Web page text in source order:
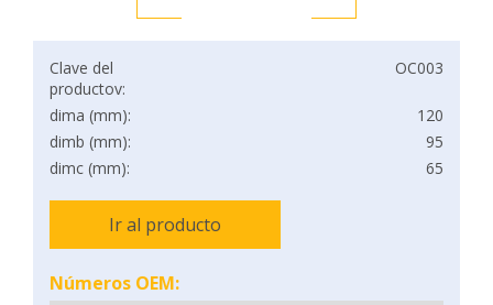
Clave del
productov:
OC003
dima (mm):
120
dimb (mm):
95
dimc (mm):
65
Ir al producto
Números OEM: